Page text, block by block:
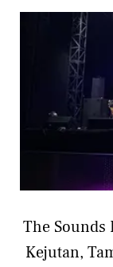
The Sounds
Kejutan,